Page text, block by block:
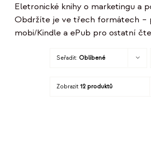
Eletronické knihy o marketingu a
Obdržíte je ve třech formátech –
mobi/Kindle a ePub pro ostatní
Seřadit: Oblíbené
Zobrazit 12 produktů